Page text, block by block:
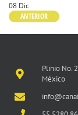
08 Dic
ANTERIOR
Plinio No.
México